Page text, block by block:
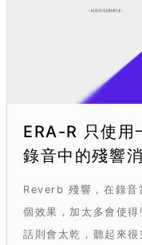
ERA-R 只使用
錄音中的殘響
Reverb 殘響，在錄音
個效果，加太多會使
話則會太乾，聽起來很